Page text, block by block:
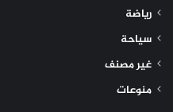
رياضة
سياحة
غير مصنف
منوعات